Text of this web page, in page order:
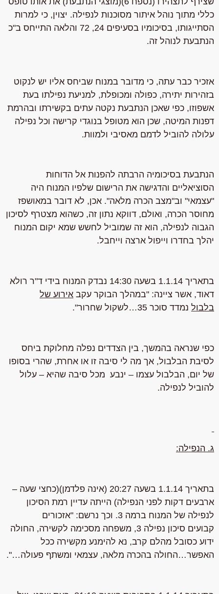
כללי מתוך נוהל איתור מסוכנות לנפילה. יצוין, כי למרות
הסתייגותו, בסיכומיו בסעיפים 24, 72 והלאה התייחס ב"כ
הנתבעת לנוהל זה.
אזכיר כבר עתה, כי מדובר במנוח שביחס אליו יש לנקוט
בזהירות יתירה, כפולה ומכופלת, למניעת נפילתו בעת
אשפוזו, כפי שאכן הנתבעת נקטה עתים בקשירתו ובהרמת
דפנות המיטה, שכן הוא מטופל בנוגדי קרישה וכל נפילה
עלולה להוביל לדמם מאסיבי ולמוות.
הנתבעת בסיכומיה הרבתה להפנות אל הדוחות
הסוציאליים והדגישה את הרישום שלפיו המנוח היה
"עצמאי" וב"מצב הכרה מלאה". אכן, לא דובר במאושפז
מחוסר הכרה, ואולם, דווקא נתון זה, כשהוא מצטרף לסיכון
הגבוה לנפילה, הוא זה שמוביל לחשש שמא יקום המנוח
יהלך בחדרו וייפול ארצה וייחבל.
בתאריך 1.1.14 בשעה 14:30
נבדק המנוח בידי ד"ר רולא
דאוד, אשר ציינה: "במהלך הבוקר עקב אירוע של
בלבולנמדד סוכר 35…לשקול שחרור" .
כפי שנראה בהמשך, בין הצדדים נפלה מחלוקת ביחס
לסיבת הבלבול, אך מה לי סיבה זו או אחרת, שהרי בסופו
של יום, הבלבול עצמו – ינבע מכל סיבה שהיא – עלול
להוביל לנפילה.
ג. הנפילה:
בתאריך 1.1.14 בשעה 20:27 (אינה פלדמן)(כחצי שעה –
ארבעים דקות לפני הנפילה) הייתה עדיין רמת הסיכון
לנפילה של המנוח ברמה 3.
וכך נרשם: "אזכורים
קבועים סיכון נפילה 3
, משפחה מסכימה לקשירה, החולה
ידוע כסובל מהלם קרב, נא להימנע מקשירה ככל
האפשר…החולה בהכרה מלאה, עצמאי ומשתף פעולה…".